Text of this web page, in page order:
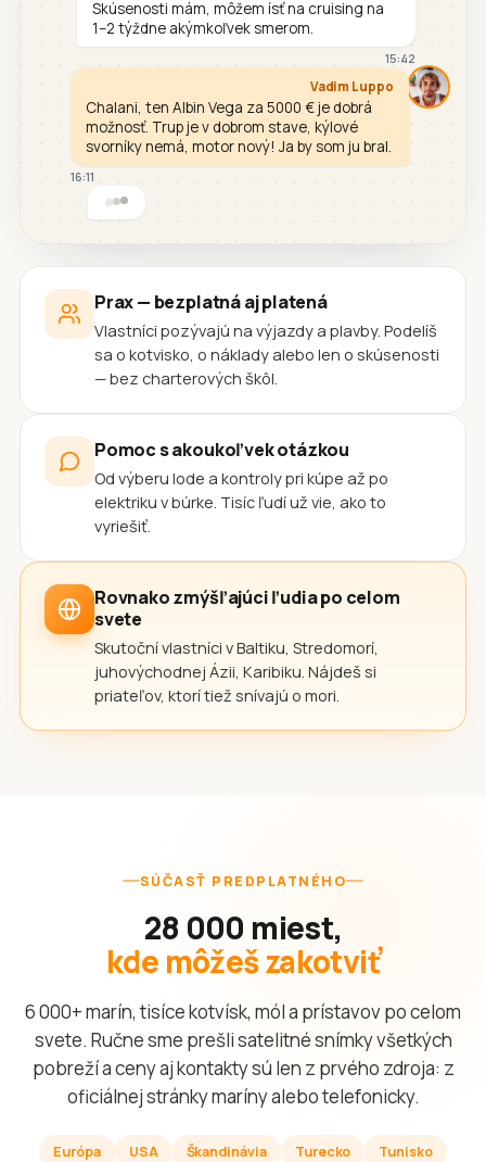
Skúsenosti mám, môžem ísť na cruising na
1–2 týždne akýmkoľvek smerom.
15:42
Vadim Luppo
Chalani, ten Albin Vega za 5000 € je dobrá
možnosť. Trup je v dobrom stave, kýlové
svorníky nemá, motor nový! Ja by som ju bral.
16:11
Prax — bezplatná aj platená
Vlastníci pozývajú na výjazdy a plavby. Podelíš
sa o kotvisko, o náklady alebo len o skúsenosti
— bez charterových škôl.
Pomoc s akoukoľvek otázkou
Od výberu lode a kontroly pri kúpe až po
elektriku v búrke. Tisíc ľudí už vie, ako to
vyriešiť.
Rovnako zmýšľajúci ľudia po celom
svete
Skutoční vlastníci v Baltiku, Stredomorí,
juhovýchodnej Ázii, Karibiku. Nájdeš si
priateľov, ktorí tiež snívajú o mori.
SÚČASŤ PREDPLATNÉHO
28 000 miest,
kde môžeš zakotviť
6 000+ marín, tisíce kotvísk, mól a prístavov po celom
svete. Ručne sme prešli satelitné snímky všetkých
pobreží a ceny aj kontakty sú len z prvého zdroja: z
oficiálnej stránky maríny alebo telefonicky.
Európa USA Škandinávia Turecko
Tunisko